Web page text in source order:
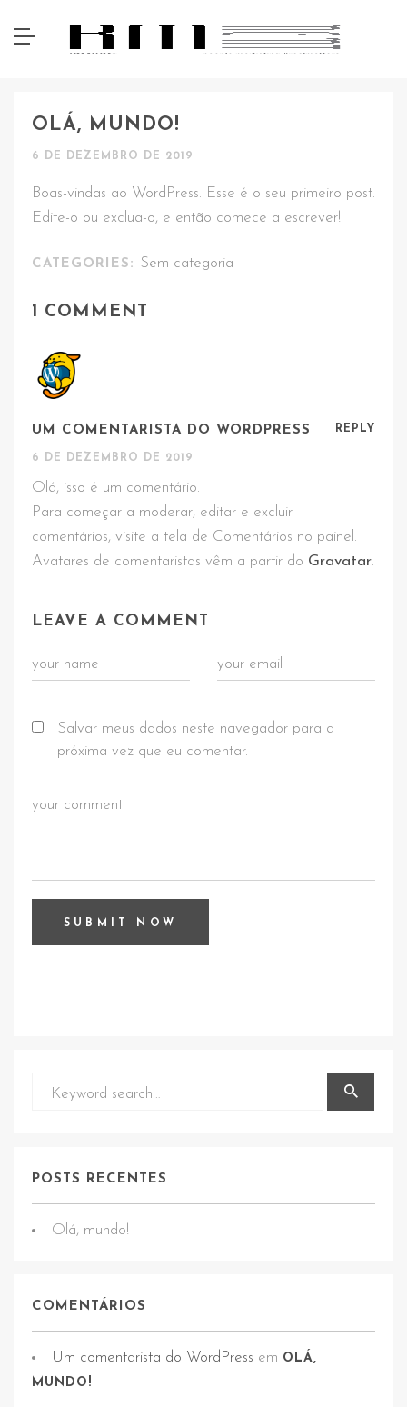
OLÁ, MUNDO!
6 DE DEZEMBRO DE 2019
Boas-vindas ao WordPress. Esse é o seu primeiro post.
Edite-o ou exclua-o, e então comece a escrever!
CATEGORIES: Sem categoria
1 COMMENT
UM COMENTARISTA DO WORDPRESS
6 DE DEZEMBRO DE 2019
REPLY
Olá, isso é um comentário.
Para começar a moderar, editar e excluir
comentários, visite a tela de Comentários no painel.
Avatares de comentaristas vêm a partir do Gravatar.
LEAVE A COMMENT
Salvar meus dados neste navegador para a
próxima vez que eu comentar.
POSTS RECENTES
Olá, mundo!
COMENTÁRIOS
Um comentarista do WordPress em OLÁ,
MUNDO!